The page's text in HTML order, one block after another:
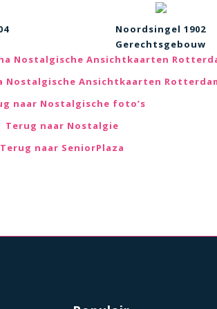
Noordsingel 1902
Gerechtsgebouw
Nostalgische Ansichtkaarten
Nostalgische Ansichtkaarten
naar Nostalgische foto’s
Terug naar Nostalgie
Terug naar SeniorPlaza